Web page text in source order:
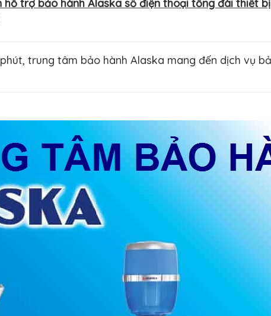
hỗ trợ bảo hành Alaska số điện thoại tổng đài thiết
trung tâm bảo hành Alaska mang đến dịch vụ